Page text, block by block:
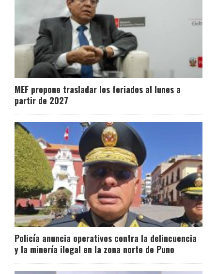
MEF propone trasladar los feriados al lunes a
partir de 2027
Policía anuncia operativos contra la delincuencia
y la minería ilegal en la zona norte de Puno